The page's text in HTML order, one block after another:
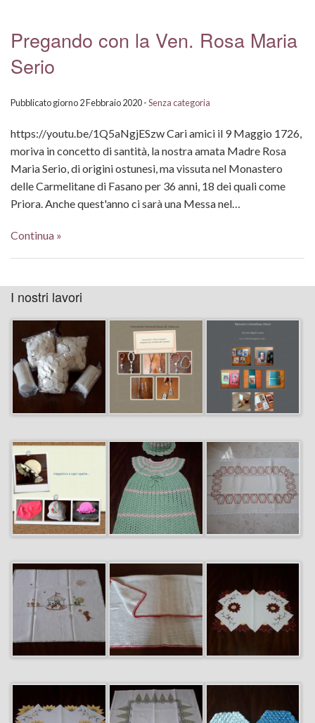
Pregando con la Ven. Rosa Maria
Serio
Pubblicato giorno 2 Febbraio 2020 -Senza categoria
https://youtu.be/1Q5aNgjESzw Cari amici il 9 Maggio 1726,
moriva in concetto di santità, la nostra amata Madre Rosa
Maria Serio, di origini ostunesi, ma vissuta nel Monastero
delle Carmelitane di Fasano per 36 anni, 18 dei quali come
Priora. Anche quest'anno ci sarà una Messa nel…
Continua »
I nostri lavori